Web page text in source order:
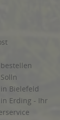
Bielefeld
Erding - Ihr